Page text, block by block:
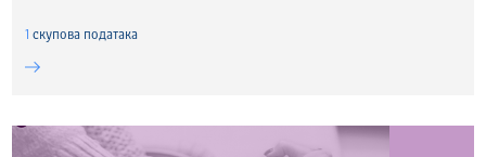
скуповa података